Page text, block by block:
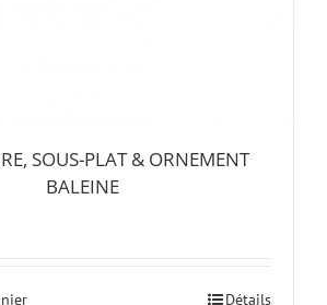
SOUS-PLAT & ORNEMENT
BALEINE
Détails